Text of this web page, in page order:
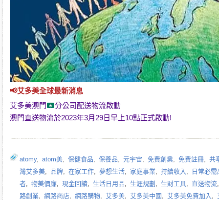
📢艾多美全球最新消息
艾多美澳門
分公司配送物流啟動
澳門直送物流於2023年3月29日早上10點正式啟動!
atomy, atom美, 保健食品, 保養品, 元宇宙, 免費創業, 免費註冊, 共
灣艾多美, 品牌, 在家工作, 夢想生活, 家庭事業, 持續收入 ,
日常必需
者, 物美價廉, 現金回饋, 生活日用品, 生涯規劃 , 生財工具, 直送物流
路創業, 網路商店, 網路購物, 艾多美, 艾多美中國 , 艾多美免費加入 ,